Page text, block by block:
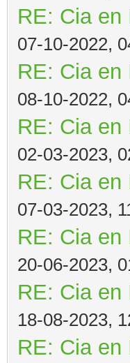
RE: Cia en
07-10-2022,
RE: Cia en
08-10-2022,
RE: Cia en
02-03-2023,
RE: Cia en
07-03-2023,
RE: Cia en
20-06-2023,
RE: Cia en
18-08-2023,
RE: Cia en